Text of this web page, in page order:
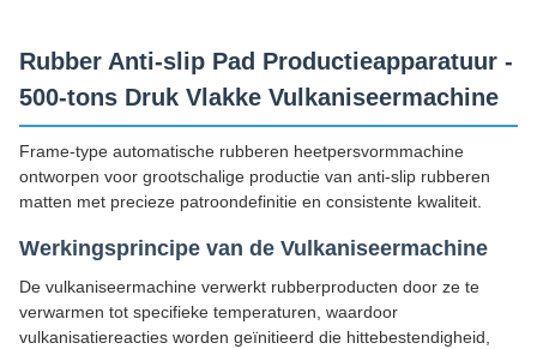
Rubber Anti-slip Pad Productieapparatuur -
500-tons Druk Vlakke Vulkaniseermachine
Frame-type automatische rubberen heetpersvormmachine
ontworpen voor grootschalige productie van anti-slip rubberen
matten met precieze patroondefinitie en consistente kwaliteit.
Werkingsprincipe van de Vulkaniseermachine
De vulkaniseermachine verwerkt rubberproducten door ze te
verwarmen tot specifieke temperaturen, waardoor
vulkanisatiereacties worden geïnitieerd die hittebestendigheid,